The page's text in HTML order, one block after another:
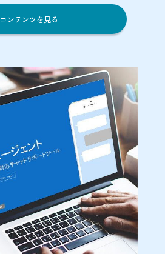
コンテンツを見る